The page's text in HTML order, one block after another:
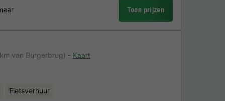
Toon prijzen
van Burgerbrug)
Kaart
Fietsverhuur